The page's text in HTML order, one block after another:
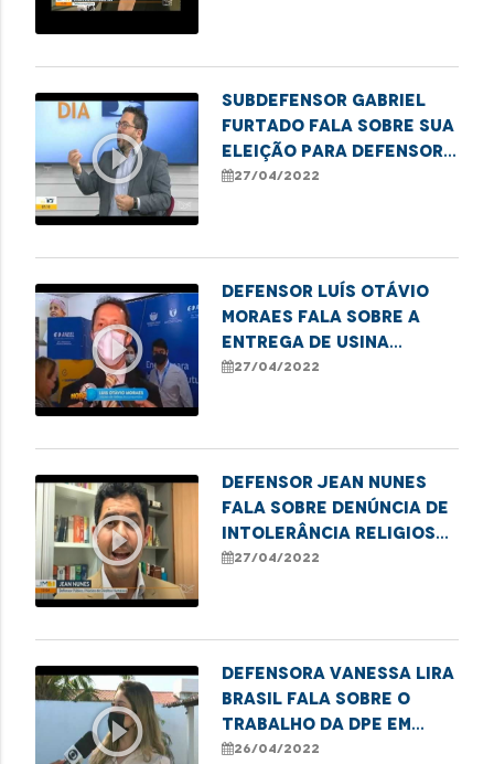
play_circle_outline
Subdefensor Gabriel
Furtado fala sobre sua
eleição para defensor-
geral, prioridades do
sobre os serviços
27/04/2022
play_circle_outline
Defensor Luís Otávio
Moraes fala sobre a
entrega de usina
elétrica para o
27/04/2022
play_circle_outline
Defensor Jean Nunes
fala sobre denúncia de
intolerância religiosa
em São Luís
27/04/2022
play_circle_outline
Defensora Vanessa Lira
Brasil fala sobre o
trabalho da DPE em
prol do
26/04/2022